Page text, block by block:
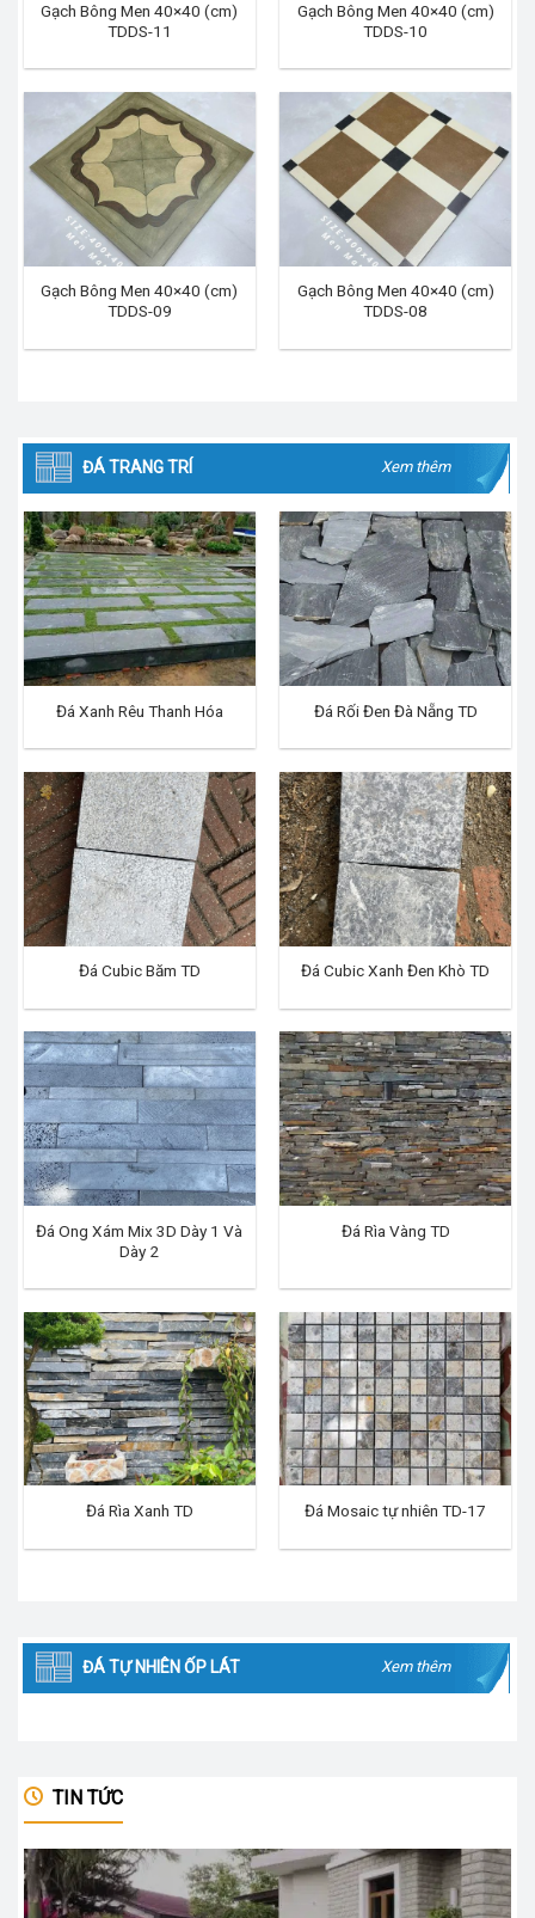
Gạch Bông Men 40×40 (cm)
TDDS-11
Gạch Bông Men 40×40 (cm)
TDDS-10
Gạch Bông Men 40×40 (cm)
TDDS-09
Gạch Bông Men 40×40 (cm)
TDDS-08
ĐÁ TRANG TRÍ Xem thêm
Đá Xanh Rêu Thanh Hóa Đá Rối Đen Đà Nẵng TD
Đá Cubic Băm TD Đá Cubic Xanh Đen Khò TD
Đá Ong Xám Mix 3D Dày 1 Và
Dày 2
Đá Rìa Vàng TD
Đá Rìa Xanh TD Đá Mosaic tự nhiên TD-17
ĐÁ TỰ NHIÊN ỐP LÁT Xem thêm
TIN TỨC